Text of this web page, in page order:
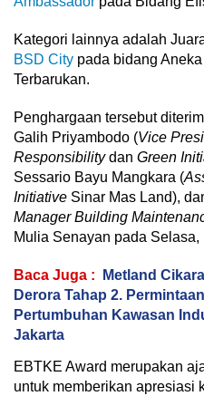
Kategori lainnya adalah
BSD City pada bidang
Terbarukan.
Penghargaan tersebut
Galih Priyambodo (Vice
Responsibilitydan Green
Sessario Bayu Mangkara (
Initiative Sinar Mas Land),
Manager Building
Mulia Senayan pada
Baca Juga :
Metland
Derora Tahap 2.
Pertumbuhan Kawasan
Jakarta
EBTKE Award merupakan
untuk memberikan apresiasi